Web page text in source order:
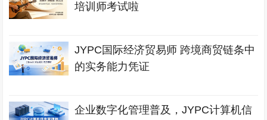
培训师考试啦
JYPC国际经济贸易师 跨境商贸链条中
的实务能力凭证
企业数字化管理普及，JYPC计算机信